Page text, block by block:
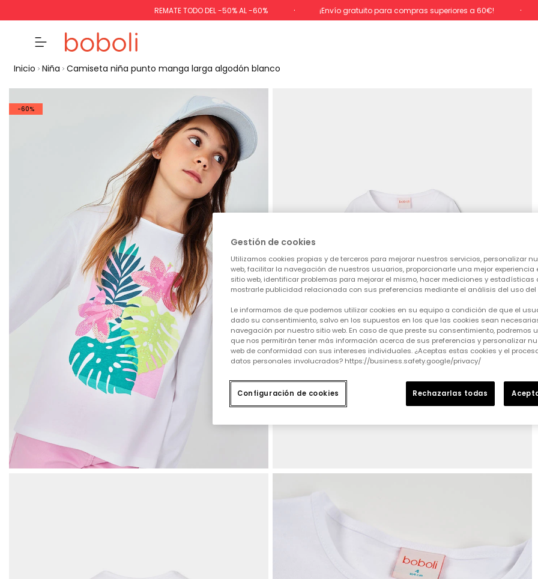
REMATE TODO DEL -50% AL -60% ¡Envío gratuito para compras superiores a 60€!
Inicio Niña Camiseta niña punto manga larga algodón blanco
-60%
Gestión de cookies
Utilizamos cookies propias y de terceros para mejorar nuestros servicios, personalizar
web, facilitar la navegación de nuestros usuarios, proporcionarle una mejor experiencia
sitio web, identificar problemas para mejorar el mismo, hacer mediciones y estadísticas
mostrarle publicidad relacionada con sus preferencias mediante el análisis del uso del
Le informamos de que podemos utilizar cookies en su equipo a condición de que el
dado su consentimiento, salvo en los supuestos en los que las cookies sean
navegación por nuestro sitio web. En caso de que preste su consentimiento, podremos
que nos permitirán tener más información acerca de sus preferencias y personalizar
web de conformidad con sus intereses individuales. ¿Aceptas estas cookies y el
datos personales involucrados? https://business.safety.google/privacy/
Configuración de cookies Rechazarlas todas